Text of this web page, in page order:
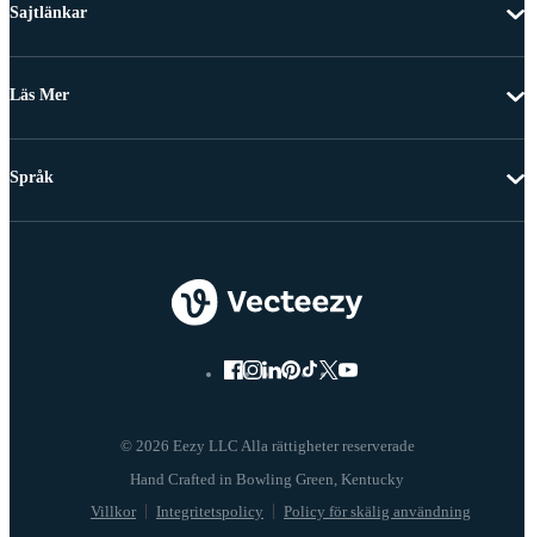
Sajtlänkar
Läs Mer
© 2026 Eezy LLC Alla rättigheter reserverade
Villkor Integritetspolicy Policy för skälig användning
Språk